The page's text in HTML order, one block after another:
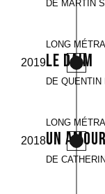
DE MARTIN
2019
LONG
Le Daim
DE QUENTIN
2018
LONG
Un
DE